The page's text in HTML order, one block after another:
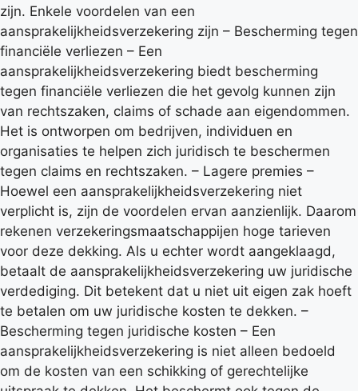
zijn. Enkele voordelen van een
aansprakelijkheidsverzekering zijn – Bescherming tegen
financiële verliezen – Een
aansprakelijkheidsverzekering biedt bescherming
tegen financiële verliezen die het gevolg kunnen zijn
van rechtszaken, claims of schade aan eigendommen.
Het is ontworpen om bedrijven, individuen en
organisaties te helpen zich juridisch te beschermen
tegen claims en rechtszaken. – Lagere premies –
Hoewel een aansprakelijkheidsverzekering niet
verplicht is, zijn de voordelen ervan aanzienlijk. Daarom
rekenen verzekeringsmaatschappijen hoge tarieven
voor deze dekking. Als u echter wordt aangeklaagd,
betaalt de aansprakelijkheidsverzekering uw juridische
verdediging. Dit betekent dat u niet uit eigen zak hoeft
te betalen om uw juridische kosten te dekken. –
Bescherming tegen juridische kosten – Een
aansprakelijkheidsverzekering is niet alleen bedoeld
om de kosten van een schikking of gerechtelijke